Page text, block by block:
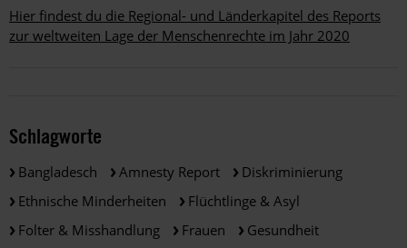
Hier findest du die Regional- und Länderkapitel des Reports
zur weltweiten Lage der Menschenrechte im Jahr 2020
Schlagworte
Bangladesch Amnesty Report
Diskriminierung
Ethnische Minderheiten
Flüchtlinge & Asyl
Folter & Misshandlung
Frauen
Gesundheit